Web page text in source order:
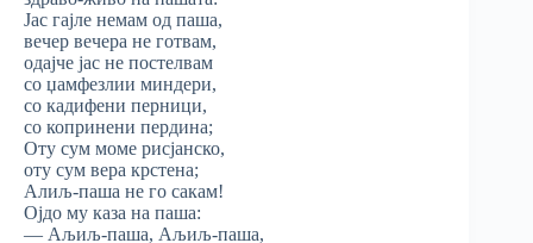
Јас гајле немам од паша,
вечер вечера не готвам,
одајче јас не постелвам
со џамфезлии миндери,
со кадифени перници,
со копринени пердина;
Оту сум моме рисјанско,
оту сум вера крстена;
Алиљ-паша не го сакам!
Ојдо му каза на паша:
— Аљиљ-паша, Аљиљ-паша,